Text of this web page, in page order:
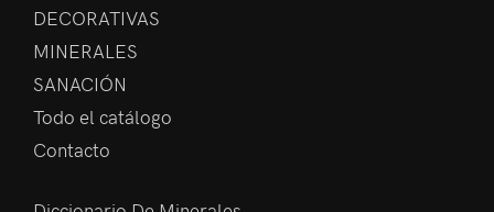
DECORATIVAS
MINERALES
SANACIÓN
Todo el catálogo
Contacto